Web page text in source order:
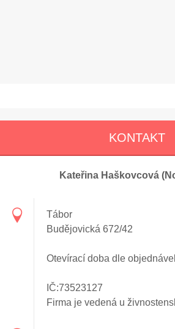
KONTAKT
Kateřina Haškovcová
Tábor
Budějovická 672/42
Otevírací doba dle
IČ:73523127
Firma je vedená u